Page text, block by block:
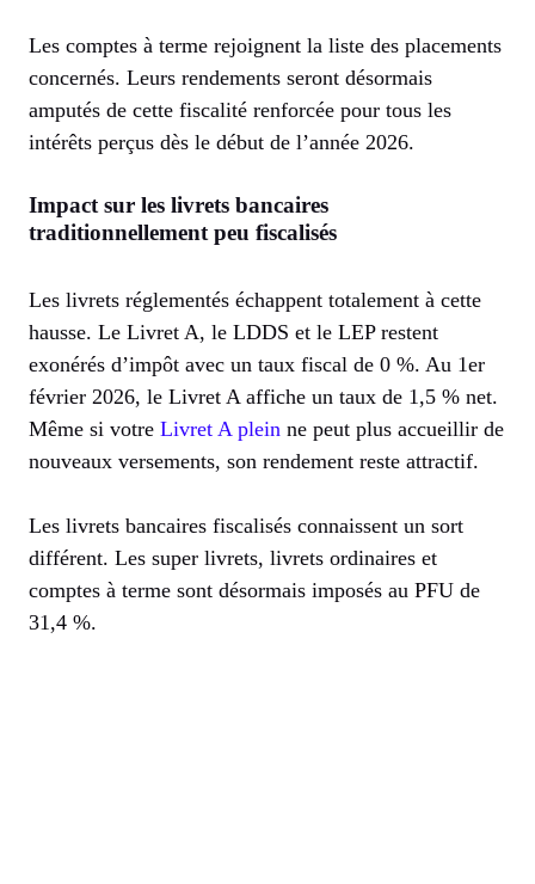
Les comptes à terme rejoignent la liste des placements
concernés. Leurs rendements seront désormais
amputés de cette fiscalité renforcée pour tous les
intérêts perçus dès le début de l’année 2026.
Impact sur les livrets bancaires
traditionnellement peu fiscalisés
Les livrets réglementés échappent totalement à cette
hausse. Le Livret A, le LDDS et le LEP restent
exonérés d’impôt avec un taux fiscal de 0 %. Au 1er
février 2026, le Livret A affiche un taux de 1,5 % net.
Même si votre Livret A plein ne peut plus accueillir de
nouveaux versements, son rendement reste attractif.
Les livrets bancaires fiscalisés connaissent un sort
différent. Les super livrets, livrets ordinaires et
comptes à terme sont désormais imposés au PFU de
31,4 %.